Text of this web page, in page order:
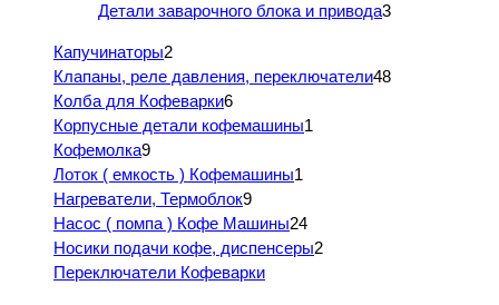
Детали заварочного блока и привода3
Капучинаторы2
Клапаны, реле давления, переключатели48
Колба для Кофеварки6
Корпусные детали кофемашины1
Кофемолка9
Лоток ( емкость ) Кофемашины1
Нагреватели, Термоблок9
Насос ( помпа ) Кофе Машины24
Носики подачи кофе, диспенсеры2
Переключатели Кофеварки